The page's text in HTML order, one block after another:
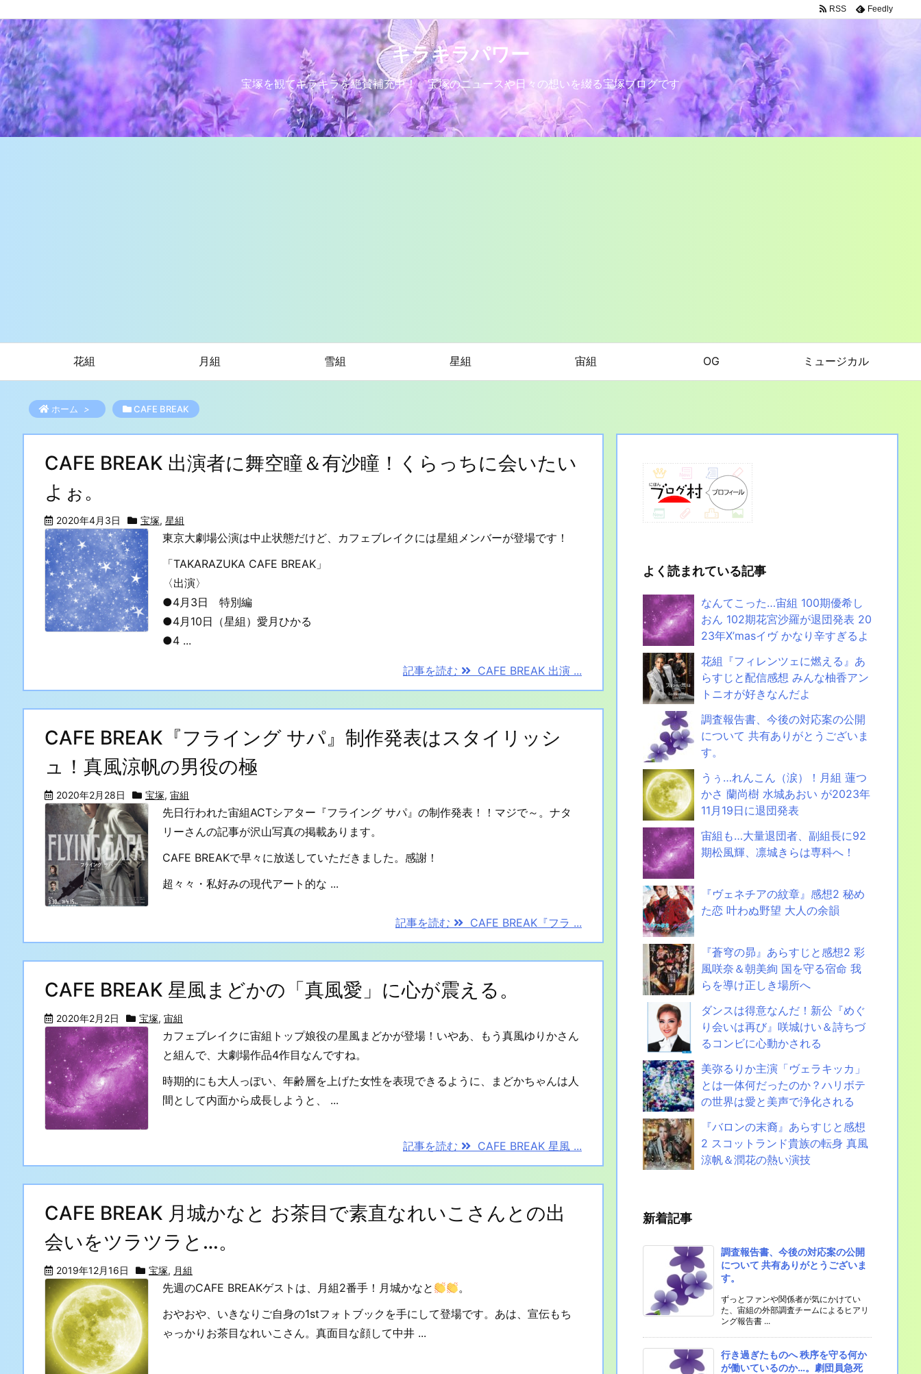
キラキラパワー
宝塚を観てキラキラを絶賛補充中！ 宝塚のニュースや日々の想いを綴る宝塚ブログです
花組 月組 雪組 星組 宙組 OG ミュージカル
RSS Feedly
ホーム > CAFE BREAK
CAFE BREAK 出演者に舞空瞳＆有沙瞳！くらっちに会いたい
よぉ。
2020年4月3日 宝塚, 星組
東京大劇場公演は中止状態だけど、カフェブレイクには星組メンバーが登場です！
「TAKARAZUKA CAFE BREAK」
〈出演〉
●4月3日 特別編
●4月10日（星組）愛月ひかる
●4 ...
記事を読む CAFE BREAK 出演 ...
CAFE BREAK『フライング サパ』制作発表はスタイリッシ
ュ！真風涼帆の男役の極
2020年2月28日 宝塚, 宙組
先日行われた宙組ACTシアター『フライング サパ』の制作発表！！マジで～。ナタ
リーさんの記事が沢山写真の掲載あります。
CAFE BREAKで早々に放送していただきました。感謝！
超々々・私好みの現代アート的な ...
記事を読む CAFE BREAK『フラ ...
CAFE BREAK 星風まどかの「真風愛」に心が震える。
2020年2月2日 宝塚, 宙組
カフェブレイクに宙組トップ娘役の星風まどかが登場！いやあ、もう真風ゆりかさん
と組んで、大劇場作品4作目なんですね。
時期的にも大人っぽい、年齢層を上げた女性を表現できるように、まどかちゃんは人
間として内面から成長しようと、 ...
記事を読む CAFE BREAK 星風 ...
CAFE BREAK 月城かなと お茶目で素直なれいこさんとの出
会いをツラツラと…。
2019年12月16日 宝塚, 月組
先週のCAFE BREAKゲストは、月組2番手！月城かなと
。
おやおや、いきなりご自身の1stフォトブックを手にして登場です。あは、宣伝もち
ゃっかりお茶目なれいこさん。真面目な顔して中井 ...
よく読まれている記事
なんてこった…宙組 100期優希し
おん 102期花宮沙羅が退団発表 20
23年X’masイヴ かなり辛すぎるよ
花組『フィレンツェに燃える』あ
らすじと配信感想 みんな柚香アン
トニオが好きなんだよ
調査報告書、今後の対応案の公開
について 共有ありがとうございま
す。
うぅ…れんこん（涙）！月組 蓮つ
かさ 蘭尚樹 水城あおい が2023年
11月19日に退団発表
宙組も…大量退団者、副組長に92
期松風輝、凛城きらは専科へ！
『ヴェネチアの紋章』感想2 秘め
た恋 叶わぬ野望 大人の余韻
『蒼穹の昴』あらすじと感想2 彩
風咲奈＆朝美絢 国を守る宿命 我
らを導け正しき場所へ
ダンスは得意なんだ！新公『めぐ
り会いは再び』咲城けい＆詩ちづ
るコンビに心動かされる
美弥るりか主演「ヴェラキッカ」
とは一体何だったのか？ハリボテ
の世界は愛と美声で浄化される
『バロンの末裔』あらすじと感想
2 スコットランド貴族の転身 真風
涼帆＆潤花の熱い演技
新着記事
調査報告書、今後の対応案の公開
について 共有ありがとうございま
す。
ずっとファンや関係者が気にかけてい
た、宙組の外部調査チームによるヒアリ
ング報告書 ...
行き過ぎたものへ 秩序を守る何か
が働いているのか…。劇団員急死